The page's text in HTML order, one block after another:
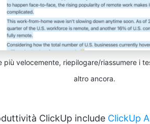
più velocemente, riepilogare/riassumere i
altro ancora.
ClickUp include ClickUp